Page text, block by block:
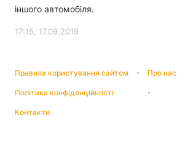
іншого автомобіля.
17:15, 17.09.2019
Правила користування сайтом Про нас
Політика конфіденційності
Контакти